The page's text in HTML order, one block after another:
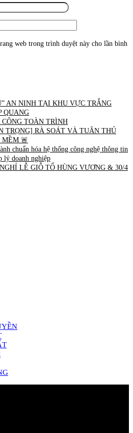
web trong trình duyệt này cho lần bình
AN NINH TẠI KHU VỰC TRẮNG
QUANG
TOÀN TRÌNH
TRỌNG] RÀ SOÁT VÀ TUÂN THỦ
MỀM 🚨
chuẩn hóa hệ thống công nghệ thông tin
lý doanh nghiệp
LỄ GIỖ TỔ HÙNG VƯƠNG & 30/4